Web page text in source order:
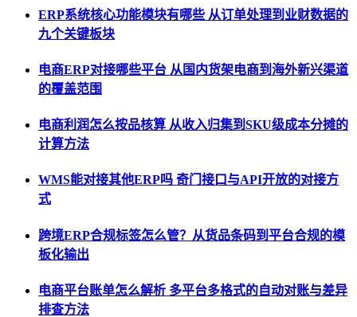
ERP系统核心功能模块有哪些 从订单处理到业财数据的
九个关键板块
电商ERP对接哪些平台 从国内货架电商到海外新兴渠道
的覆盖范围
电商利润怎么按品核算 从收入归集到SKU级成本分摊的
计算方法
WMS能对接其他ERP吗 奇门接口与API开放的对接方
式
跨境ERP合规标签怎么管？从货品条码到平台合规的模
板化输出
电商平台账单怎么解析 多平台多格式的自动对账与差异
排查方法